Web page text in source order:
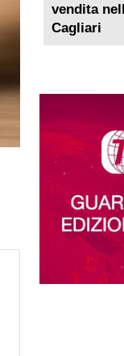
vendita
Cagliari